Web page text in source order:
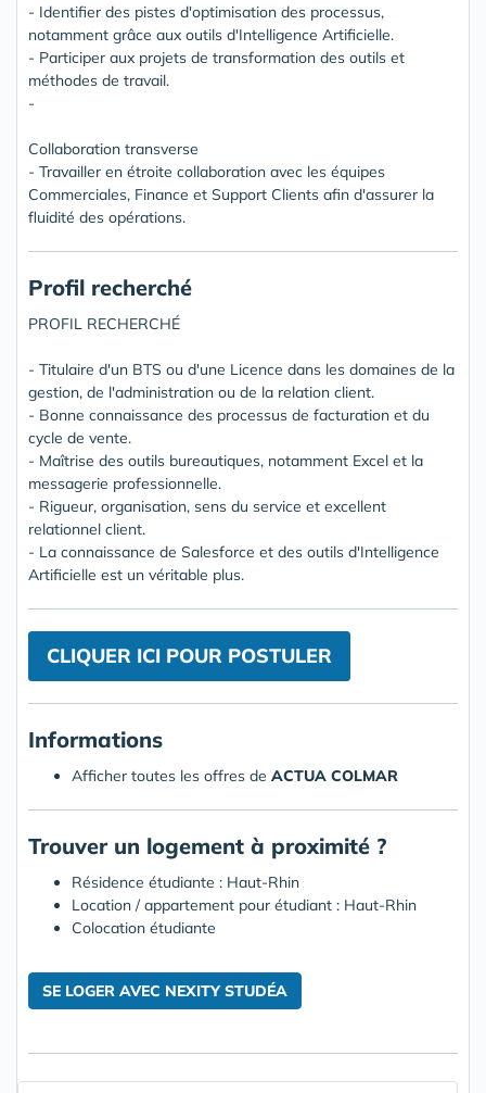
- Identifier des pistes d'optimisation des processus,
notamment grâce aux outils d'Intelligence Artificielle.
- Participer aux projets de transformation des outils et
méthodes de travail.
-
Collaboration transverse
- Travailler en étroite collaboration avec les équipes
Commerciales, Finance et Support Clients afin d'assurer la
fluidité des opérations.
Profil recherché
PROFIL RECHERCHÉ
- Titulaire d'un BTS ou d'une Licence dans les domaines de la
gestion, de l'administration ou de la relation client.
- Bonne connaissance des processus de facturation et du
cycle de vente.
- Maîtrise des outils bureautiques, notamment Excel et la
messagerie professionnelle.
- Rigueur, organisation, sens du service et excellent
relationnel client.
- La connaissance de Salesforce et des outils d'Intelligence
Artificielle est un véritable plus.
CLIQUER ICI POUR POSTULER
Informations
Afficher toutes les offres de ACTUA COLMAR
Trouver un logement à proximité ?
Résidence étudiante : Haut-Rhin
Location / appartement pour étudiant : Haut-Rhin
Colocation étudiante
SE LOGER AVEC NEXITY STUDÉA